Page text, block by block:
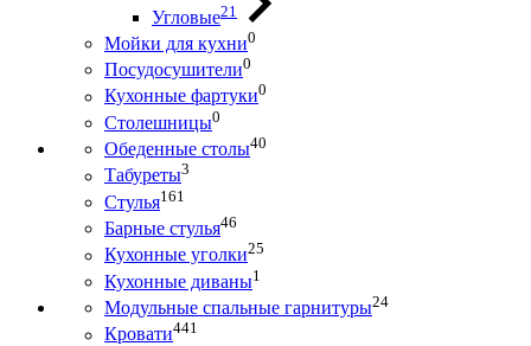
Угловые21
Мойки для кухни0
Посудосушители0
Кухонные фартуки0
Столешницы0
Обеденные столы40
Табуреты3
Стулья161
Барные стулья46
Кухонные уголки25
Кухонные диваны1
Модульные спальные гарнитуры24
Кровати441